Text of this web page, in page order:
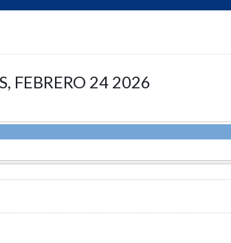
FEBRERO 24 2026